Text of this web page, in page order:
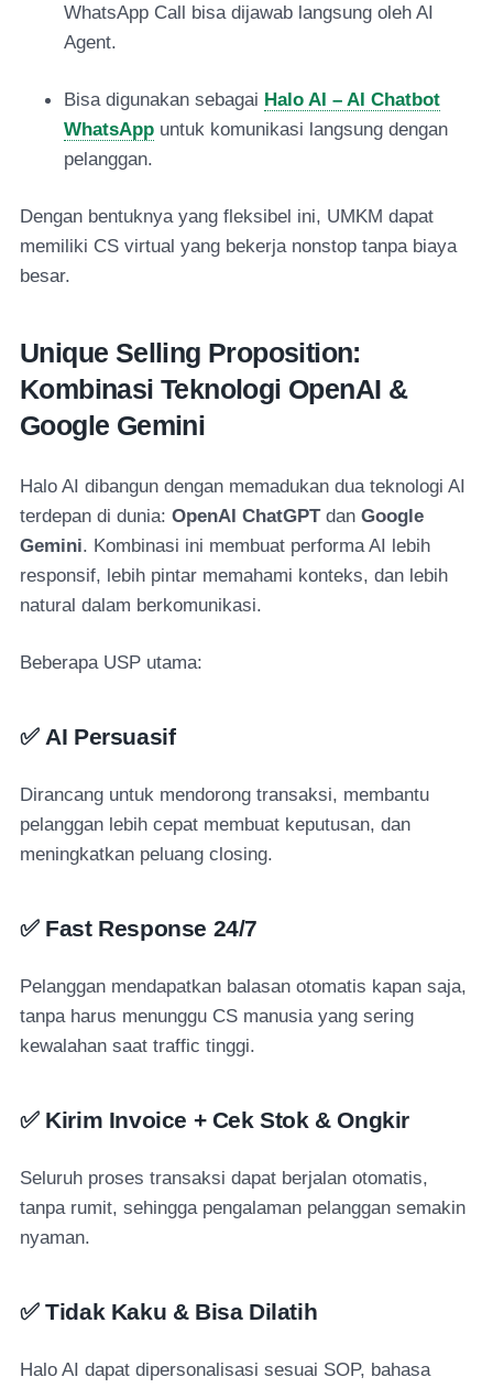
WhatsApp Call bisa dijawab langsung oleh AI
Agent.
Bisa digunakan sebagai Halo AI – AI Chatbot
WhatsApp untuk komunikasi langsung dengan
pelanggan.
Dengan bentuknya yang fleksibel ini, UMKM dapat
memiliki CS virtual yang bekerja nonstop tanpa biaya
besar.
Unique Selling Proposition:
Kombinasi Teknologi OpenAI &
Google Gemini
Halo AI dibangun dengan memadukan dua teknologi AI
terdepan di dunia: OpenAI ChatGPTdan Google
Gemini. Kombinasi ini membuat performa AI lebih
responsif, lebih pintar memahami konteks, dan lebih
natural dalam berkomunikasi.
Beberapa USP utama:
✅ AI Persuasif
Dirancang untuk mendorong transaksi, membantu
pelanggan lebih cepat membuat keputusan, dan
meningkatkan peluang closing.
✅ Fast Response 24/7
Pelanggan mendapatkan balasan otomatis kapan saja,
tanpa harus menunggu CS manusia yang sering
kewalahan saat traffic tinggi.
✅ Kirim Invoice + Cek Stok & Ongkir
Seluruh proses transaksi dapat berjalan otomatis,
tanpa rumit, sehingga pengalaman pelanggan semakin
nyaman.
✅Tidak Kaku & Bisa Dilatih
Halo AI dapat dipersonalisasi sesuai SOP, bahasa